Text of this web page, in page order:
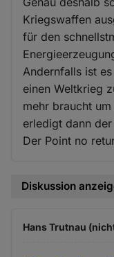
Kriegswaffen
für den
Andernfalls ist
einen Weltkrieg
mehr braucht
erledigt dann
Der Point no
Diskussion
Hans Trutnau